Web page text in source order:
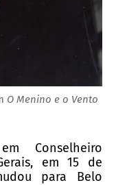
O Menino e o Vento
Conselheiro
em 15 de
para Belo